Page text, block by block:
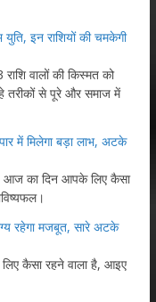
इन राशियों की चमकेगी
वालों की किस्मत को
से पूरे और समाज में
में मिलेगा बड़ा लाभ, अटके
का दिन आपके लिए कैसा
रहेगा मजबूत, सारे अटके
कैसा रहने वाला है, आइए